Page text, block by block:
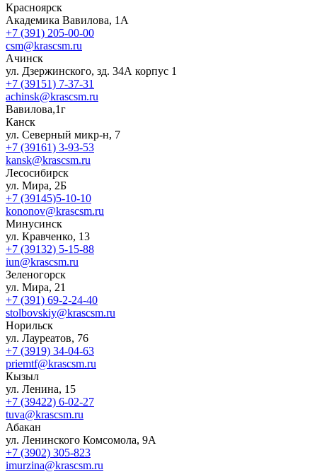
Красноярск
Академика Вавилова, 1А
+7 (391) 205-00-00
csm@krascsm.ru
Ачинск
ул. Дзержинского, зд. 34А корпус 1
+7 (39151) 7-37-31
achinsk@krascsm.ru
Вавилова,1г
Канск
ул. Северный микр-н, 7
+7 (39161) 3-93-53
kansk@krascsm.ru
Лесосибирск
ул. Мира, 2Б
+7 (39145)5-10-10
kononov@krascsm.ru
Минусинск
ул. Кравченко, 13
+7 (39132) 5-15-88
iun@krascsm.ru
Зеленогорск
ул. Мира, 21
+7 (391) 69-2-24-40
stolbovskiy@krascsm.ru
Норильск
ул. Лауреатов, 76
+7 (3919) 34-04-63
priemtf@krascsm.ru
Кызыл
ул. Ленина, 15
+7 (39422) 6-02-27
tuva@krascsm.ru
Абакан
ул. Ленинского Комсомола, 9А
+7 (3902) 305-823
imurzina@krascsm.ru